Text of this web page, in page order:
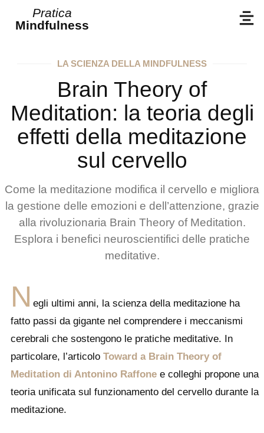
Pratica
Mindfulness
LA SCIENZA DELLA MINDFULNESS
Brain Theory of
Meditation: la teoria degli
effetti della meditazione
sul cervello
Come la meditazione modifica il cervello e migliora
la gestione delle emozioni e dell’attenzione, grazie
alla rivoluzionaria Brain Theory of Meditation.
Esplora i benefici neuroscientifici delle pratiche
meditative.
N egli ultimi anni, la scienza della meditazione ha
fatto passi da gigante nel comprendere i meccanismi
cerebrali che sostengono le pratiche meditative. In
particolare, l’articolo Toward a Brain Theory of
Meditation di Antonino Raffone e colleghi propone una
teoria unificata sul funzionamento del cervello durante la
meditazione.